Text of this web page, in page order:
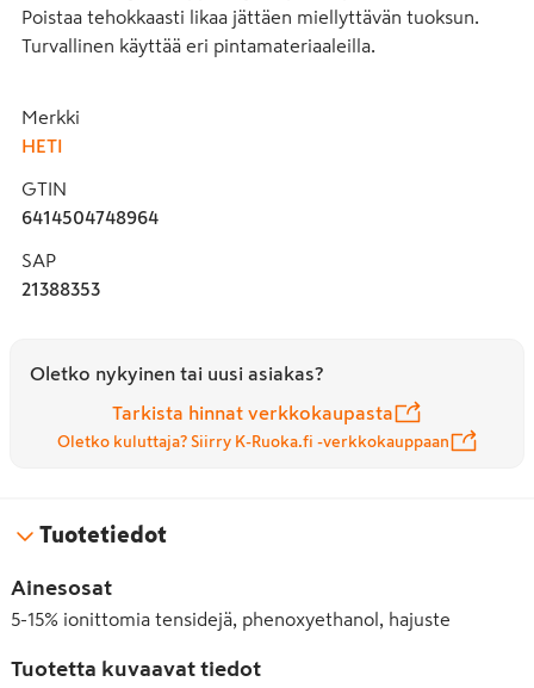
Poistaa tehokkaasti likaa jättäen miellyttävän tuoksun.
Turvallinen käyttää eri pintamateriaaleilla.
Merkki
HETI
GTIN
6414504748964
SAP
21388353
Oletko nykyinen tai uusi asiakas?
Tarkista hinnat verkkokaupasta
Oletko kuluttaja? Siirry K-Ruoka.fi -verkkokauppaan
Tuotetiedot
Ainesosat
5-15% ionittomia tensidejä, phenoxyethanol, hajuste
Tuotetta kuvaavat tiedot